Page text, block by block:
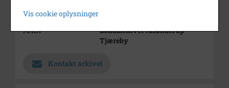
Størrelse
Arkiv
Lokalarkivet Alsønderup -
Tjæreby
Kontakt arkivet
Vis cookie oplysninger